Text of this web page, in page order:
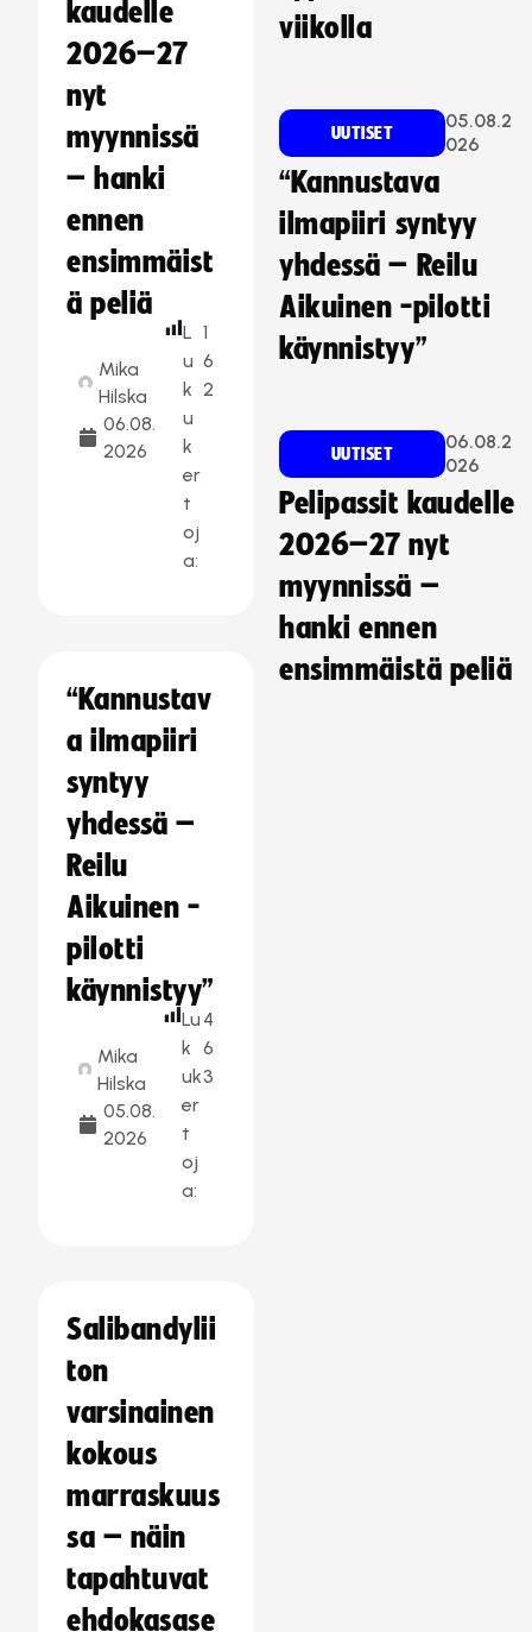
kaudelle
2026–27
nyt
myynnissä
– hanki
ennen
ensimmäist
ä peliä
Mika
Hilska
06.08.
2026
L
u
k
u
k
er
t
oj
a:
1
6
2
“Kannustav
a ilmapiiri
syntyy
yhdessä –
Reilu
Aikuinen -
pilotti
käynnistyy”
Mika
Hilska
05.08.
2026
Lu
k
uk
er
t
oj
a:
4
6
3
Salibandylii
ton
varsinainen
kokous
marraskuus
sa – näin
tapahtuvat
ehdokasase
viikolla
UUTISET
05.08.2
026
“Kannustava
ilmapiiri syntyy
yhdessä – Reilu
Aikuinen -pilotti
käynnistyy”
UUTISET
06.08.2
026
Pelipassit kaudelle
2026–27 nyt
myynnissä –
hanki ennen
ensimmäistä peliä